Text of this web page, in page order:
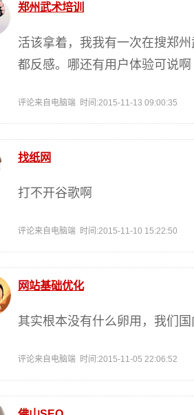
郑州武术培训
活该拿着，我我有一次在搜郑
都反感。哪还有用户体验可说啊
评论来自电脑端 时间:2015-11-13 09:00:35
找纸网
打不开谷歌啊
评论来自电脑端 时间:2015-11-10 15:22:50
网站基础优化
其实根本没有什么卵用，我们国
评论来自电脑端 时间:2015-11-05 22:06:52